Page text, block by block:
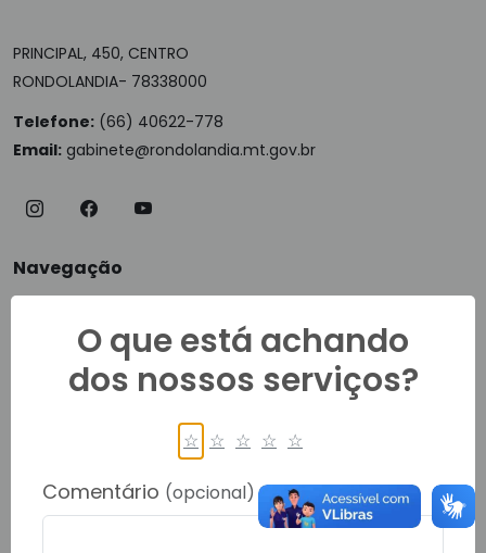
PRINCIPAL, 450, CENTRO
RONDOLANDIA- 78338000
Telefone: (66) 40622-778
Email: gabinete@rondolandia.mt.gov.br
Navegação
Ouvidoria
Política de Privacidade
O que está achando
dos nossos serviços?
☆ ☆ ☆ ☆ ☆
Comentário (opcional)